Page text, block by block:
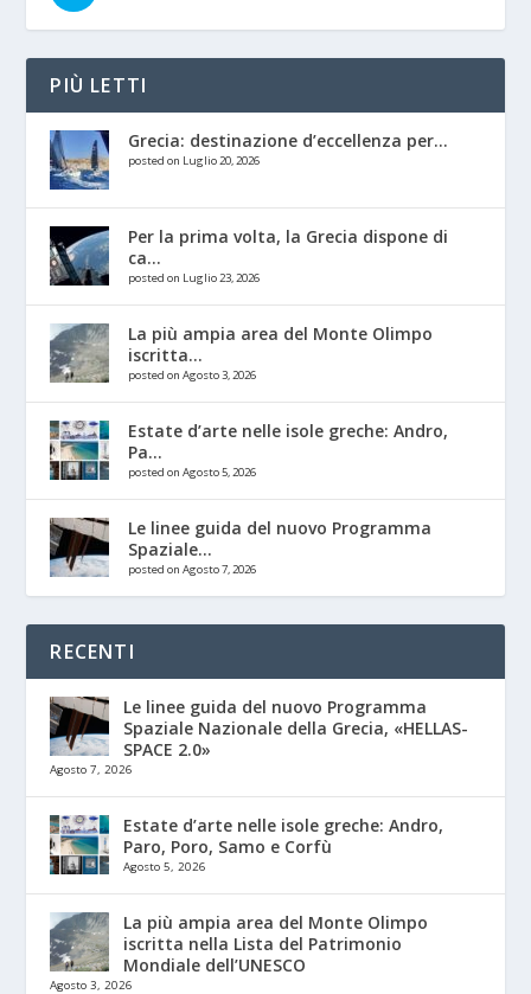
PIÙ LETTI
Grecia: destinazione d’eccellenza per...
posted on Luglio 20, 2026
Per la prima volta, la Grecia dispone di
ca...
posted on Luglio 23, 2026
La più ampia area del Monte Olimpo
iscritta...
posted on Agosto 3, 2026
Estate d’arte nelle isole greche: Andro,
Pa...
posted on Agosto 5, 2026
Le linee guida del nuovo Programma
Spaziale...
posted on Agosto 7, 2026
RECENTI
Le linee guida del nuovo Programma
Spaziale Nazionale della Grecia, «HELLAS-
SPACE 2.0»
Agosto 7, 2026
Estate d’arte nelle isole greche: Andro,
Paro, Poro, Samo e Corfù
Agosto 5, 2026
La più ampia area del Monte Olimpo
iscritta nella Lista del Patrimonio
Mondiale dell’UNESCO
Agosto 3, 2026